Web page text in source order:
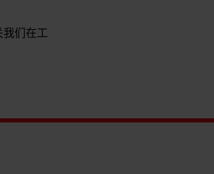
我们在工